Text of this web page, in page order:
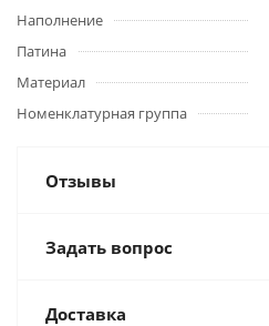
Наполнение
Патина
Материал
Номенклатурная группа
Отзывы
Задать вопрос
Доставка